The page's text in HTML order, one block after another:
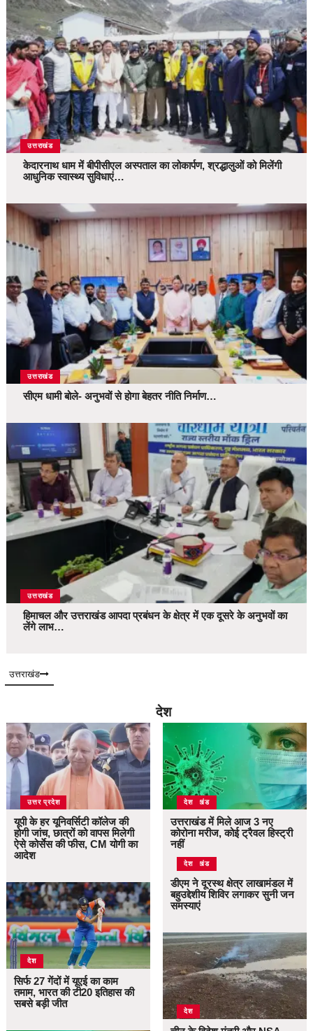
उत्तराखंड
केदारनाथ धाम में बीपीसीएल अस्पताल का लोकार्पण, श्रद्धालुओं को मिलेंगी
आधुनिक स्वास्थ्य सुविधाएं…
उत्तराखंड
सीएम धामी बोले- अनुभवों से होगा बेहतर नीति निर्माण…
उत्तराखंड
हिमाचल और उत्तराखंड आपदा प्रबंधन के क्षेत्र में एक दूसरे के अनुभवों का
लेंगे लाभ…
उत्तराखंड
देश
उत्तर प्रदेश
यूपी के हर यूनिवर्सिटी कॉलेज की
होगी जांच, छात्रों को वापस मिलेगी
ऐसे कोर्सेस की फीस, CM योगी का
आदेश
देश
सिर्फ 27 गेंदों में यूएई का काम
तमाम, भारत की टी20 इतिहास की
सबसे बड़ी जीत
उत्तराखंड
देश
उत्तराखंड में मिले आज 3 नए
कोरोना मरीज, कोई ट्रैवल हिस्ट्री
नहीं
उत्तराखंड
देश
डीएम ने दूरस्थ क्षेत्र लाखामंडल में
बहुउद्देशीय शिविर लगाकर सुनी जन
समस्याएं
देश